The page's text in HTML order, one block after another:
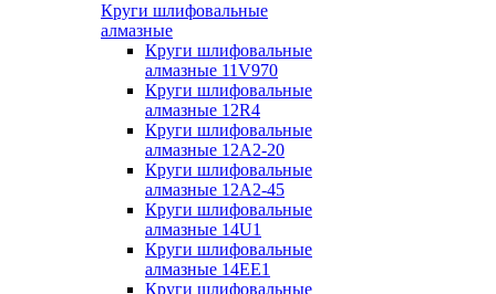
Круги шлифовальные
алмазные
Круги шлифовальные
алмазные 11V970
Круги шлифовальные
алмазные 12R4
Круги шлифовальные
алмазные 12А2-20
Круги шлифовальные
алмазные 12А2-45
Круги шлифовальные
алмазные 14U1
Круги шлифовальные
алмазные 14ЕЕ1
Круги шлифовальные